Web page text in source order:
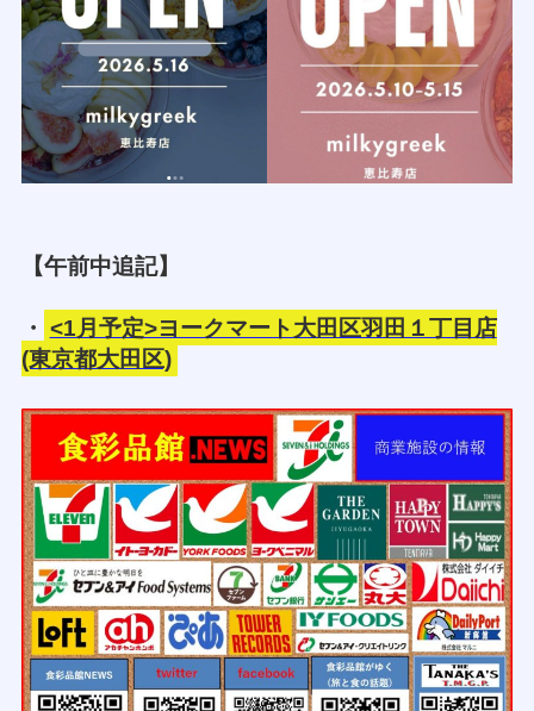
東京都渋谷区恵比寿西2丁目12-14
【午前中追記】
・ <1月予定>ヨークマート大田区羽田１丁目店
(東京都大田区)